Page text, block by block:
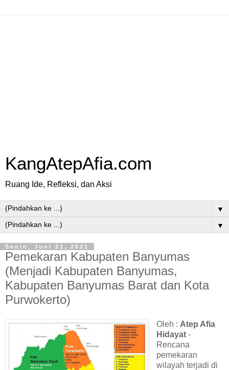
KangAtepAfia.com
Ruang Ide, Refleksi, dan Aksi
▼
▼
Senin, Juni 21, 2021
Pemekaran Kabupaten Banyumas
(Menjadi Kabupaten Banyumas,
Kabupaten Banyumas Barat dan Kota
Purwokerto)
Oleh : Atep Afia
Hidayat -
Rencana
pemekaran
wilayah terjadi di